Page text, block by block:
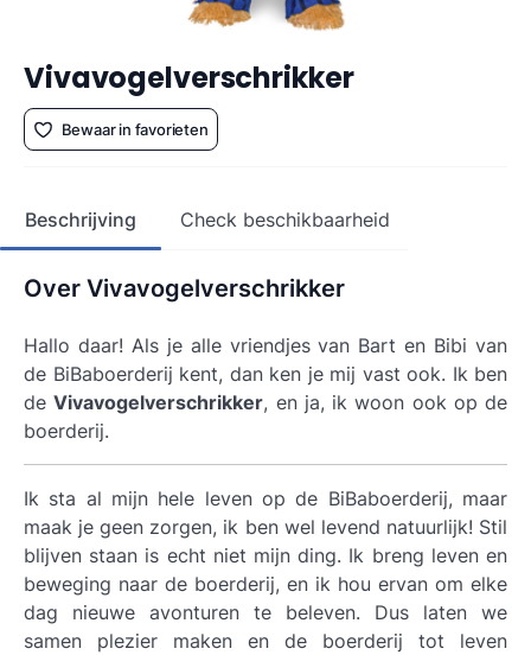
Vivavogelverschrikker
Bewaar in favorieten
Beschrijving Check beschikbaarheid
Over Vivavogelverschrikker
Hallo daar! Als je alle vriendjes van Bart en Bibi van
de BiBaboerderij kent, dan ken je mij vast ook. Ik ben
deVivavogelverschrikker, en ja, ik woon ook op de
boerderij.
Ik sta al mijn hele leven op de BiBaboerderij, maar
maak je geen zorgen, ik ben wel levend natuurlijk! Stil
blijven staan is echt niet mijn ding. Ik breng leven en
beweging naar de boerderij, en ik hou ervan om elke
dag nieuwe avonturen te beleven. Dus laten we
samen plezier maken en de boerderij tot leven